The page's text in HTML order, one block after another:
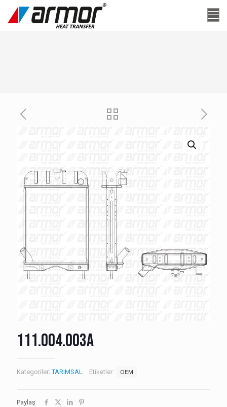
111.004.003A
Kategoriler:TARIMSAL Etiketler: OEM
Paylaş